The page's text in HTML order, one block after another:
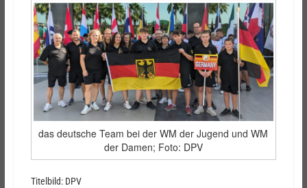
das deutsche Team bei der WM der Jugend und WM
der Damen; Foto: DPV
Titelbild: DPV